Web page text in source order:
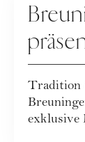
Tradition
exklusive